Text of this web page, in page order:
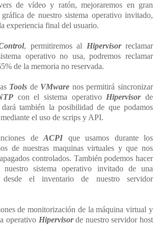
de vídeo y ratón, mejoraremos en gran
de nuestro sistema operativo invitado,
experiencia final del usuario.
, permitiremos al Hipervisorreclamar
operativo no usa, podremos reclamar
de la memoria no reservada.
Tools de VMware nos permitirá sincronizar
con el sistema operativo Hipervisorde
también la posibilidad de que podamos
el uso de scrips y API.
de ACPIque usamos durante los
de nuestras maquinas virtuales y que nos
controlados. También podemos hacer
nuestro sistema operativo invitado de una
el inventario de nuestro servidor
de monitorización de la máquina virtual y
operativo Hipervisorde nuestro servidor host